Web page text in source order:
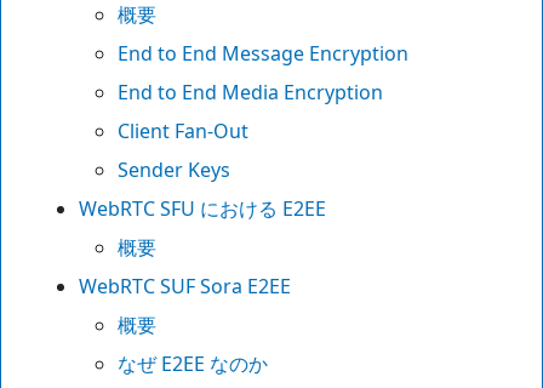
概要
End to End Message Encryption
End to End Media Encryption
Client Fan-Out
Sender Keys
WebRTC SFU における E2EE
概要
WebRTC SUF Sora E2EE
概要
なぜ E2EE なのか